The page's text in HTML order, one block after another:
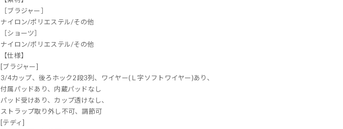
［ブラジャー］
ナイロン/ポリエステル/その他
［ショーツ］
ナイロン/ポリエステル/その他
【仕様】
[ブラジャー]
3/4カップ、後ろホック2段3列、ワイヤー(Ｌ字ソフトワイヤー)あり、
付属パッドあり、内蔵パッドなし
パッド受けあり、カップ透けなし、
ストラップ取り外し不可、調節可
[テディ]